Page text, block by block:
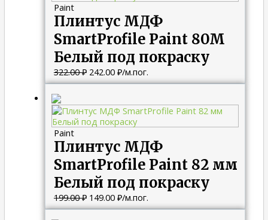
Paint
Плинтус МДФ
SmartProfile Paint 80M
Белый под покраску
322.00₽ 242.00 ₽/м.пог.
Paint
Плинтус МДФ
SmartProfile Paint 82 мм
Белый под покраску
199.00₽
составляла
199.00 ₽.
149.00 ₽
149.00 ₽.
/м.пог.